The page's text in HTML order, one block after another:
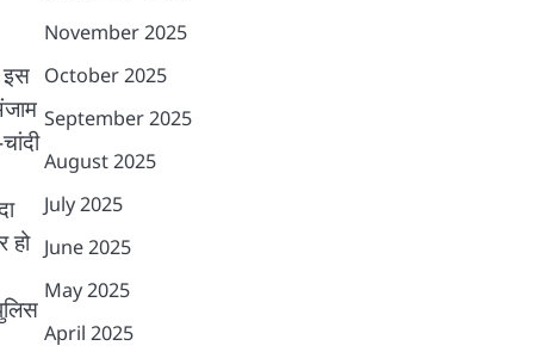
इस
हो
November 2025
October 2025
September 2025
August 2025
July 2025
June 2025
May 2025
April 2025